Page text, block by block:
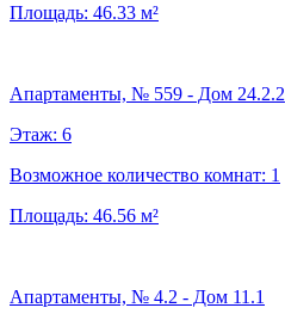
Площадь: 46.33 м²
Апартаменты, № 559 - Дом 24.2.2
Этаж: 6
Возможное количество комнат: 1
Площадь: 46.56 м²
Апартаменты, № 4.2 - Дом 11.1